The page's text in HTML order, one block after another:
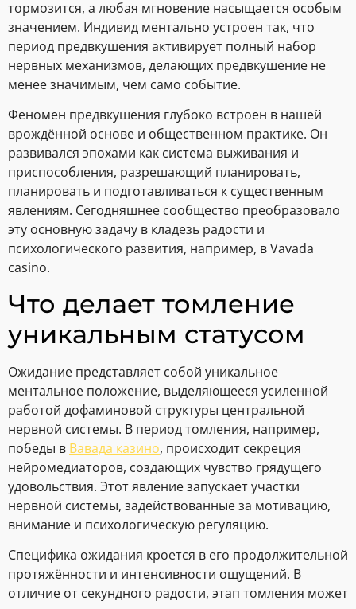
тормозится, а любая мгновение насыщается особым
значением. Индивид ментально устроен так, что
период предвкушения активирует полный набор
нервных механизмов, делающих предвкушение не
менее значимым, чем само событие.
Феномен предвкушения глубоко встроен в нашей
врождённой основе и общественном практике. Он
развивался эпохами как система выживания и
приспособления, разрешающий планировать,
планировать и подготавливаться к существенным
явлениям. Сегодняшнее сообщество преобразовало
эту основную задачу в кладезь радости и
психологического развития, например, в Vavada
casino.
Что делает томление
уникальным статусом
Ожидание представляет собой уникальное
ментальное положение, выделяющееся усиленной
работой дофаминовой структуры центральной
нервной системы. В период томления, например,
победы в Вавада казино, происходит секреция
нейромедиаторов, создающих чувство грядущего
удовольствия. Этот явление запускает участки
нервной системы, задействованные за мотивацию,
внимание и психологическую регуляцию.
Специфика ожидания кроется в его продолжительной
протяжённости и интенсивности ощущений. В
отличие от секундного радости, этап томления может